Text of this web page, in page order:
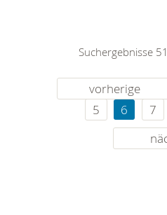
Suchergebnisse
vorherige
5
6 7